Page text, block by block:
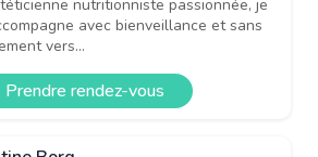
nutritionniste passionnée, je
avec bienveillance et sans
vers...
Prendre rendez-vous